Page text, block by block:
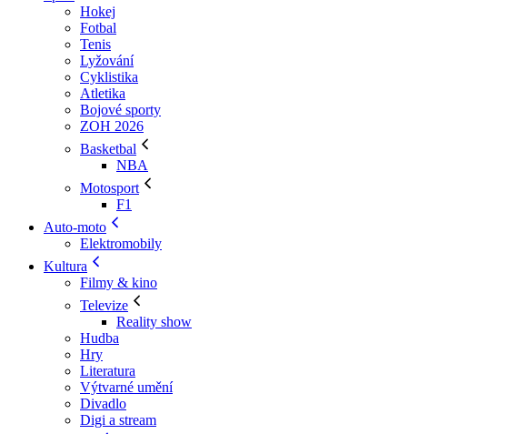
Hokej
Fotbal
Tenis
Lyžování
Cyklistika
Atletika
Bojové sporty
ZOH 2026
Basketbal
NBA
Motosport
F1
Auto-moto
Elektromobily
Kultura
Filmy & kino
Televize
Reality show
Hudba
Hry
Literatura
Výtvarné umění
Divadlo
Digi a stream